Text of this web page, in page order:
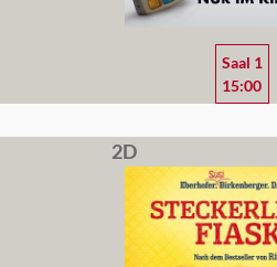
Saal 1
15:00
2D